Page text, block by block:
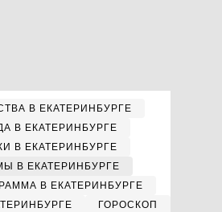
В ЕКАТЕРИНБУРГЕ
В ЕКАТЕРИНБУРГЕ
В ЕКАТЕРИНБУРГЕ
В ЕКАТЕРИНБУРГЕ
В ЕКАТЕРИНБУРГЕ
ГОРОСКОП